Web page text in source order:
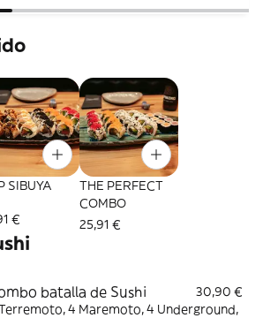
SIBUYA
€
THE PERFECT
COMBO
25,91 €
batalla de Sushi
30,90 €
4 Maremoto, 4 Underground,